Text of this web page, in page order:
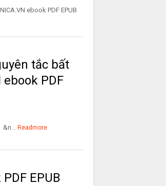
ebook PDF EPUB
tắc bất
PDF
Readmore
EPUB